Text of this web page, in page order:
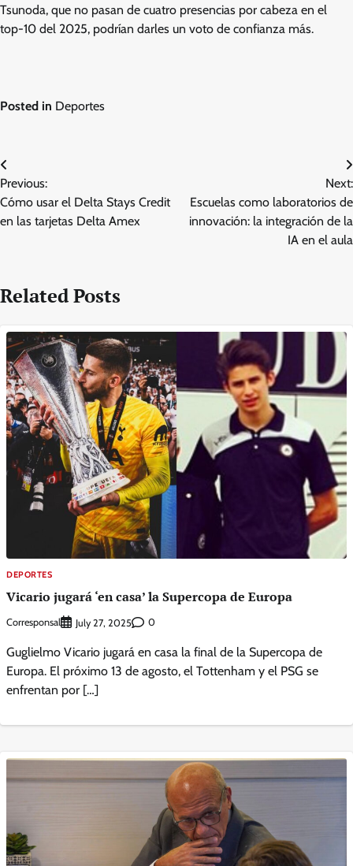
Tsunoda, que no pasan de cuatro presencias por cabeza en el
top-10 del 2025, podrían darles un voto de confianza más.
Posted in Deportes
Post
navigation
Previous:
Cómo usar el Delta Stays Credit
en las tarjetas Delta Amex
Next:
Escuelas como laboratorios de
innovación: la integración de la
IA en el aula
Related Posts
DEPORTES
Vicario jugará ‘en casa’ la Supercopa de Europa
Corresponsal July 27, 2025 0
Guglielmo Vicario jugará en casa la final de la Supercopa de
Europa. El próximo 13 de agosto, el Tottenham y el PSG se
enfrentan por […]